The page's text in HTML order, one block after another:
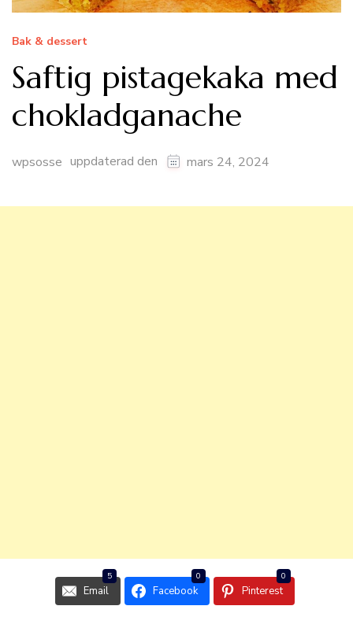
Bak & dessert
Saftig pistagekaka med
chokladganache
wpsosse uppdaterad den mars 24, 2024
5
Email
0
Facebook
0
Pinterest